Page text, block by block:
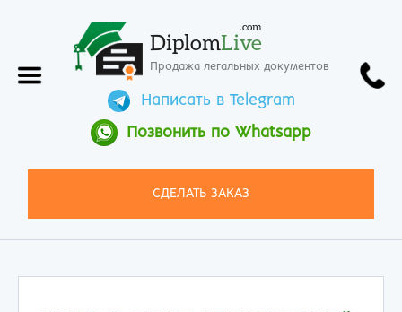
DiplomLive
.com
Продажа легальных документов
Написать в Telegram
Позвонить по Whatsapp
СДЕЛАТЬ ЗАКАЗ